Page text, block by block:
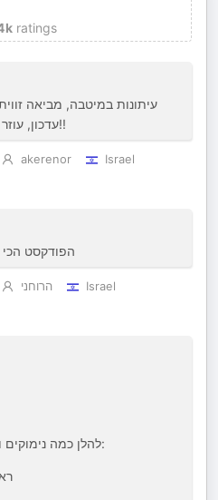
ratings
עיתונות במיטבה, מביאה
עדכון, עוזר לי להיות בעניינים. תודה לכם!!
akerenor
Israel
הפודקסט
הרוחני
Israel
להלן כמה נימוקים ודוגמות המחזקים את עמדתי: